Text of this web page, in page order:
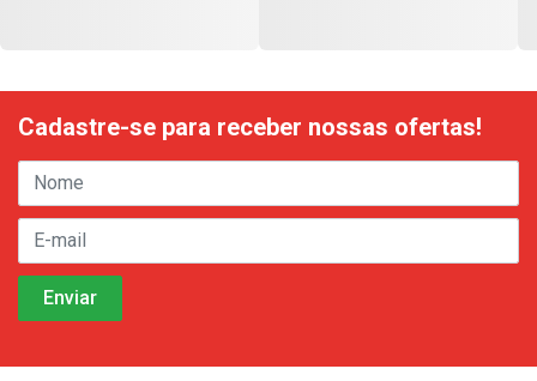
Cadastre-se para receber nossas ofertas!